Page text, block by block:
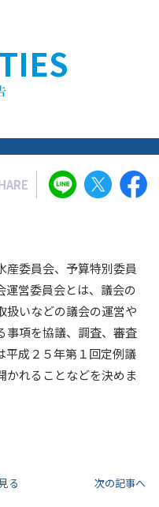
産委員会、予算特別委員
運営委員会とは、議会の
扱いなどの議会の運営や
事項を協議、調査、審査
平成２５年第１回定例議
かれることなどを決めま
る 次の記事へ